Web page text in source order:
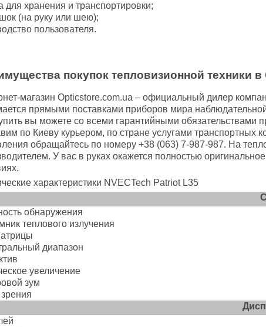
для хранения и транспортировки;
(на руку или шею);
пользователя.
покупок тепловизионной техники
магазин Opticstore.com.ua – официальный дилер
прямыми поставками приборов мира
вы можете со всеми гарантийными
по Киеву курьером, по стране услугами транспортных
обращайтесь по номеру +38 (063) 7-987-987. На
У вас в руках окажется полностью
характеристики NVECTech Patriot L35
обнаружения
теплового излучения
диапазон
увеличение
зум